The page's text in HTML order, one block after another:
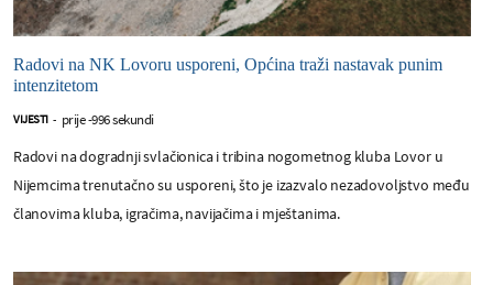
Radovi na NK Lovoru usporeni, Općina traži nastavak punim
intenzitetom
VIJESTI - prije -996 sekundi
Radovi na dogradnji svlačionica i tribina nogometnog kluba Lovor u
Nijemcima trenutačno su usporeni, što je izazvalo nezadovoljstvo među
članovima kluba, igračima, navijačima i mještanima.